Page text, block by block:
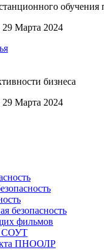
обучения
29 Марта 2024
бизнеса
29 Марта 2024
безопасность
фильмов
СОУТ
ПНООЛР